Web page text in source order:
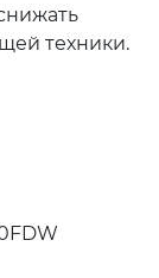
техники.